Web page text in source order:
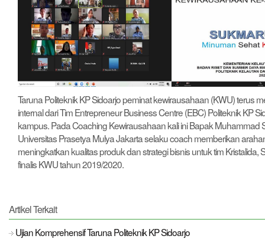
Taruna Politeknik KP Sidoarjo peminat kewirausahaan (KWU) terus
internal dari Tim Entrepreneur Business Centre (EBC) Politeknik KP
kampus. Pada Coaching Kewirausahaan kali ini Bapak Muhammad
Universitas Prasetya Mulya Jakarta selaku coach memberikan
meningkatkan kualitas produk dan strategi bisnis untuk tim
finalis KWU tahun 2019/2020.
Artikel Terkait
Ujian Komprehensif Taruna Politeknik KP Sidoarjo